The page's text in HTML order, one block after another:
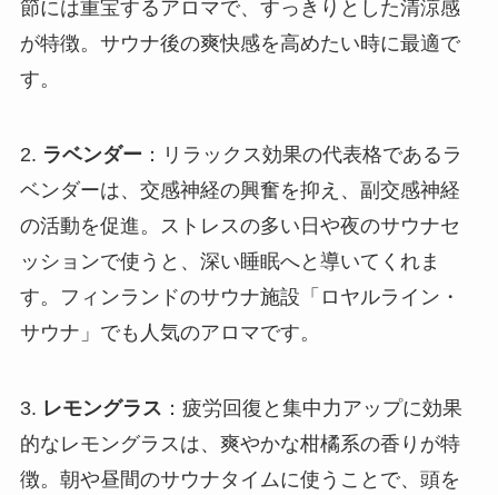
節には重宝するアロマで、すっきりとした清涼感
が特徴。サウナ後の爽快感を高めたい時に最適で
す。
2. ラベンダー ：リラックス効果の代表格であるラ
ベンダーは、交感神経の興奮を抑え、副交感神経
の活動を促進。ストレスの多い日や夜のサウナセ
ッションで使うと、深い睡眠へと導いてくれま
す。フィンランドのサウナ施設「ロヤルライン・
サウナ」でも人気のアロマです。
3. レモングラス ：疲労回復と集中力アップに効果
的なレモングラスは、爽やかな柑橘系の香りが特
徴。朝や昼間のサウナタイムに使うことで、頭を